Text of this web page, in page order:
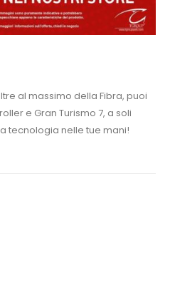
al massimo della Fibra, puoi
e Gran Turismo 7, a soli
tecnologia nelle tue mani!